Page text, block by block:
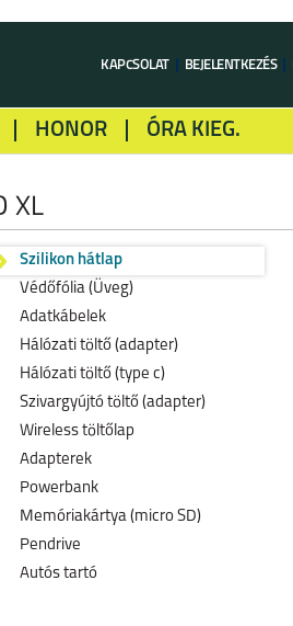
KAPCSOLAT BEJELENTKEZÉS
HONOR ÓRA KIEG.
XL
Szilikon hátlap
Védőfólia (Üveg)
Adatkábelek
Hálózati töltő (adapter)
Hálózati töltő (type c)
Szivargyújtó töltő (adapter)
Wireless töltőlap
Adapterek
Powerbank
Memóriakártya (micro SD)
Pendrive
Autós tartó